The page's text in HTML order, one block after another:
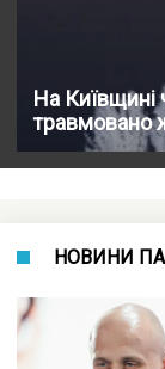
На Київщині
травмовано
НОВИНИ